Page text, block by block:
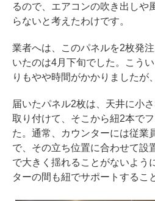
るので、エアコンの吹き出しや
らないと考えたわけです。
業者へは、このパネルを2枚発
いたのは4月下旬でした。こう
りもやや時間がかかりましたが
届いたパネル2枚は、天井に小
取り付けて、そこから紐2本で
た。通常、カウンターには従業
で、その立ち位置に合わせて設
で大きく揺れることがないよう
ターの間も紐でサポートするこ